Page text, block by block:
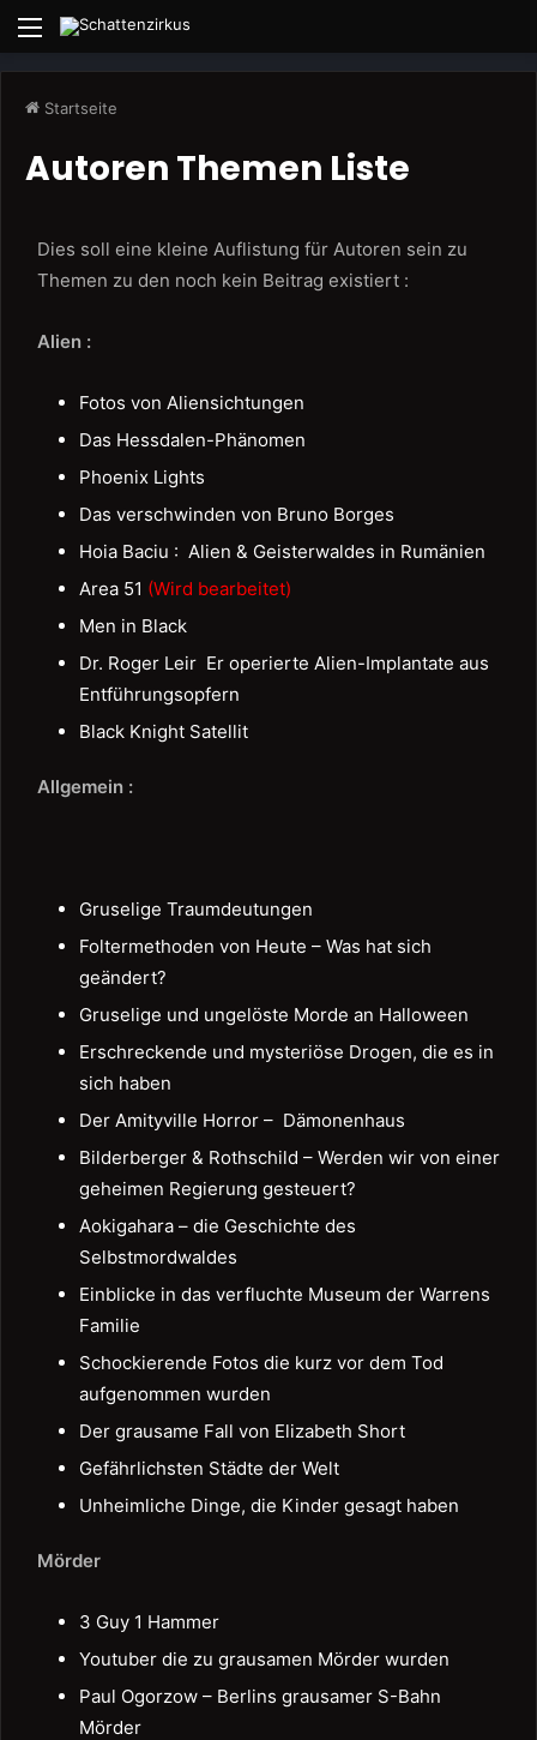
Menü
Startseite
Autoren Themen Liste
Dies soll eine kleine Auflistung für Autoren sein zu
Themen zu den noch kein Beitrag existiert :
Alien :
Fotos von Aliensichtungen
Das Hessdalen-Phänomen
Phoenix Lights
Das verschwinden von Bruno Borges
Hoia Baciu : Alien & Geisterwaldes in Rumänien
Area 51 (Wird bearbeitet)
Men in Black
Dr. Roger Leir Er operierte Alien-Implantate aus
Entführungsopfern
Black Knight Satellit
Allgemein :
Gruselige Traumdeutungen
Foltermethoden von Heute – Was hat sich
geändert?
Gruselige und ungelöste Morde an Halloween
Erschreckende und mysteriöse Drogen, die es in
sich haben
Der Amityville Horror – Dämonenhaus
Bilderberger & Rothschild – Werden wir von einer
geheimen Regierung gesteuert?
Aokigahara – die Geschichte des
Selbstmordwaldes
Einblicke in das verfluchte Museum der Warrens
Familie
Schockierende Fotos die kurz vor dem Tod
aufgenommen wurden
Der grausame Fall von Elizabeth Short
Gefährlichsten Städte der Welt
Unheimliche Dinge, die Kinder gesagt haben
Mörder
3 Guy 1 Hammer
Youtuber die zu grausamen Mörder wurden
Paul Ogorzow – Berlins grausamer S-Bahn
Mörder